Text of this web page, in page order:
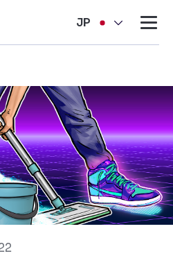
JP